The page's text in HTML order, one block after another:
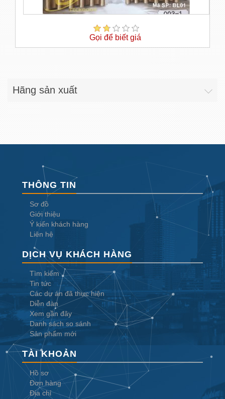
Gọi để biết giá
Hãng sản xuất
THÔNG TIN
Sơ đồ
Giới thiệu
Ý kiến khách hàng
Liên hệ
DỊCH VỤ KHÁCH HÀNG
Tìm kiếm
Tin tức
Các dự án đã thực hiện
Diễn đàn
Xem gần đây
Danh sách so sánh
Sản phẩm mới
TÀI KHOẢN
Hồ sơ
Đơn hàng
Địa chỉ